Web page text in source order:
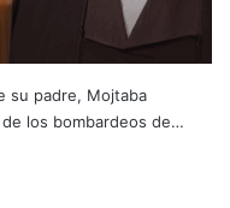
su padre, Mojtaba
los bombardeos de…